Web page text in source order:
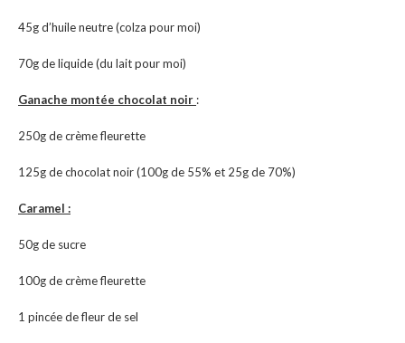
45g d’huile neutre (colza pour moi)
70g de liquide (du lait pour moi)
Ganache montée chocolat noir :
250g de crème fleurette
125g de chocolat noir (100g de 55% et 25g de 70%)
Caramel :
50g de sucre
100g de crème fleurette
1 pincée de fleur de sel